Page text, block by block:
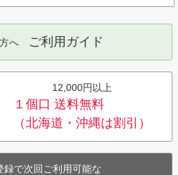
へ ご利用ガイド
12,000円以上
１個口 送料無料
（北海道・沖縄は割引）
録で次回ご利用可能な